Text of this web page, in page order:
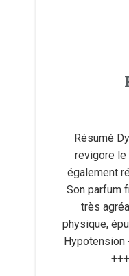
Résumé
revigore le
également
Son parfum
très
physique,
Hypotension